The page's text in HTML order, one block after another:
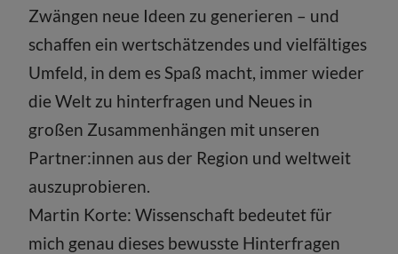
Zwängen neue Ideen zu generieren – und
schaffen ein wertschätzendes und vielfältiges
Umfeld, in dem es Spaß macht, immer wieder
die Welt zu hinterfragen und Neues in
großen Zusammenhängen mit unseren
Partner:innen aus der Region und weltweit
auszuprobieren.
Martin Korte: Wissenschaft bedeutet für
mich genau dieses bewusste Hinterfragen